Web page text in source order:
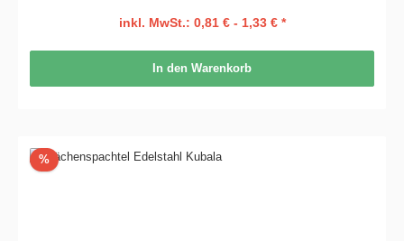
inkl. MwSt.: 0,81 € - 1,33 € *
In den Warenkorb
%Rabatt